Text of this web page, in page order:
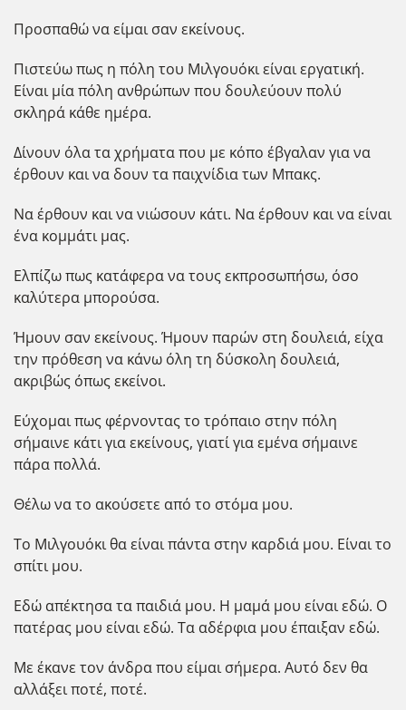
Προσπαθώ να είμαι σαν εκείνους.
Πιστεύω πως η πόλη του Μιλγουόκι είναι εργατική.
Είναι μία πόλη ανθρώπων που δουλεύουν πολύ
σκληρά κάθε ημέρα.
Δίνουν όλα τα χρήματα που με κόπο έβγαλαν για να
έρθουν και να δουν τα παιχνίδια των Μπακς.
Να έρθουν και να νιώσουν κάτι. Να έρθουν και να είναι
ένα κομμάτι μας.
Ελπίζω πως κατάφερα να τους εκπροσωπήσω, όσο
καλύτερα μπορούσα.
Ήμουν σαν εκείνους. Ήμουν παρών στη δουλειά, είχα
την πρόθεση να κάνω όλη τη δύσκολη δουλειά,
ακριβώς όπως εκείνοι.
Εύχομαι πως φέρνοντας το τρόπαιο στην πόλη
σήμαινε κάτι για εκείνους, γιατί για εμένα σήμαινε
πάρα πολλά.
Θέλω να το ακούσετε από το στόμα μου.
Το Μιλγουόκι θα είναι πάντα στην καρδιά μου. Είναι το
σπίτι μου.
Εδώ απέκτησα τα παιδιά μου. Η μαμά μου είναι εδώ. Ο
πατέρας μου είναι εδώ. Τα αδέρφια μου έπαιξαν εδώ.
Με έκανε τον άνδρα που είμαι σήμερα. Αυτό δεν θα
αλλάξει ποτέ, ποτέ.